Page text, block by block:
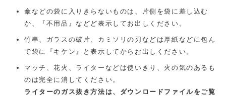
傘などの袋に入りきらないものは、片側を袋に差し込む
か、『不用品』などど表示してお出しください。
竹串、ガラスの破片、カミソリの刃などは厚紙などに包ん
で袋に『キケン』と表示してからお出しください。
マッチ、花火、ライターなどは使いきり、火の気のあるも
のは完全に消してください。
ライターのガス抜き方法は、ダウンロードファイルをご覧